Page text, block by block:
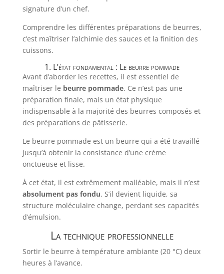
signature d’un chef.
Comprendre les différentes préparations de beurres,
c’est maîtriser l’alchimie des sauces et la finition des
cuissons.
1. L’état fondamental : Le beurre pommade
Avant d’aborder les recettes, il est essentiel de
maîtriser le beurre pommade. Ce n’est pas une
préparation finale, mais un état physique
indispensable à la majorité des beurres composés et
des préparations de pâtisserie.
Le beurre pommade est un beurre qui a été travaillé
jusqu’à obtenir la consistance d’une crème
onctueuse et lisse.
À cet état, il est extrêmement malléable, mais il n’est
absolument pas fondu. S’il devient liquide, sa
structure moléculaire change, perdant ses capacités
d’émulsion.
La technique professionnelle
Sortir le beurre à température ambiante (20 °C) deux
heures à l’avance.